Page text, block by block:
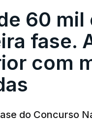
60
fase.
com
do Concurso